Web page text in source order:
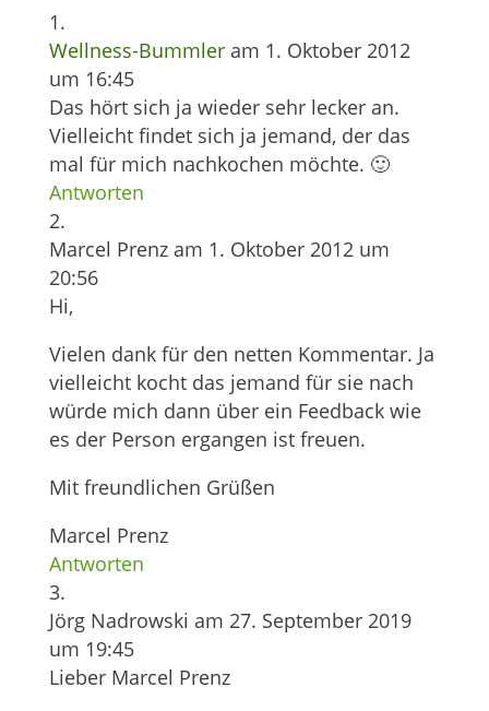
Wellness-Bummler am 1. Oktober 2012
um 16:45
Das hört sich ja wieder sehr lecker an.
Vielleicht findet sich ja jemand, der das
mal für mich nachkochen möchte. 🙂
Antworten
Marcel Prenz am 1. Oktober 2012 um
20:56
Hi,
Vielen dank für den netten Kommentar. Ja
vielleicht kocht das jemand für sie nach
würde mich dann über ein Feedback wie
es der Person ergangen ist freuen.
Mit freundlichen Grüßen
Marcel Prenz
Antworten
Jörg Nadrowski am 27. September 2019
um 19:45
Lieber Marcel Prenz